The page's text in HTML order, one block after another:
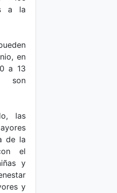
a la
en
a 13
son
las
de la
el
y
y